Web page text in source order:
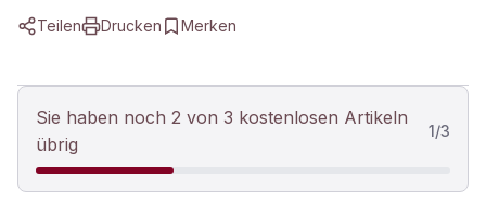
Teilen Drucken Merken
Sie haben noch 2 von 3 kostenlosen Artikeln
übrig
1/3